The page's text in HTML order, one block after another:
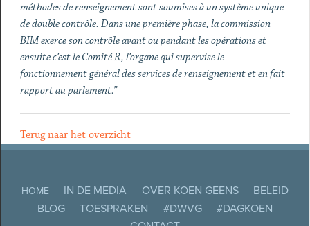
méthodes de renseignement sont soumises à un système unique
de double contrôle. Dans une première phase, la commission
BIM exerce son contrôle avant ou pendant les opérations et
ensuite c’est le Comité R, l’organe qui supervise le
fonctionnement général des services de renseignement et en fait
rapport au parlement.”
Terug naar het overzicht
HOME IN DE MEDIA OVER KOEN GEENS
BELEID
BLOG
TOESPRAKEN #DWVG
#DAGKOEN